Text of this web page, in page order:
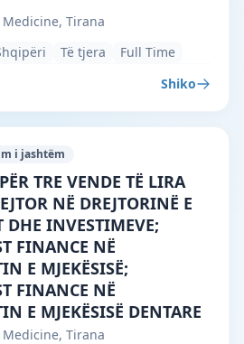
Tirana
Të tjera Full Time
Shiko
i jashtëm
of Medicine, Tirana · Tiranë
TRE VENDE TË LIRA
NË DREJTORINË E
DHE INVESTIMEVE;
FINANCE NË
E MJEKËSISË;
FINANCE NË
E MJEKËSISË DENTARE
Tirana